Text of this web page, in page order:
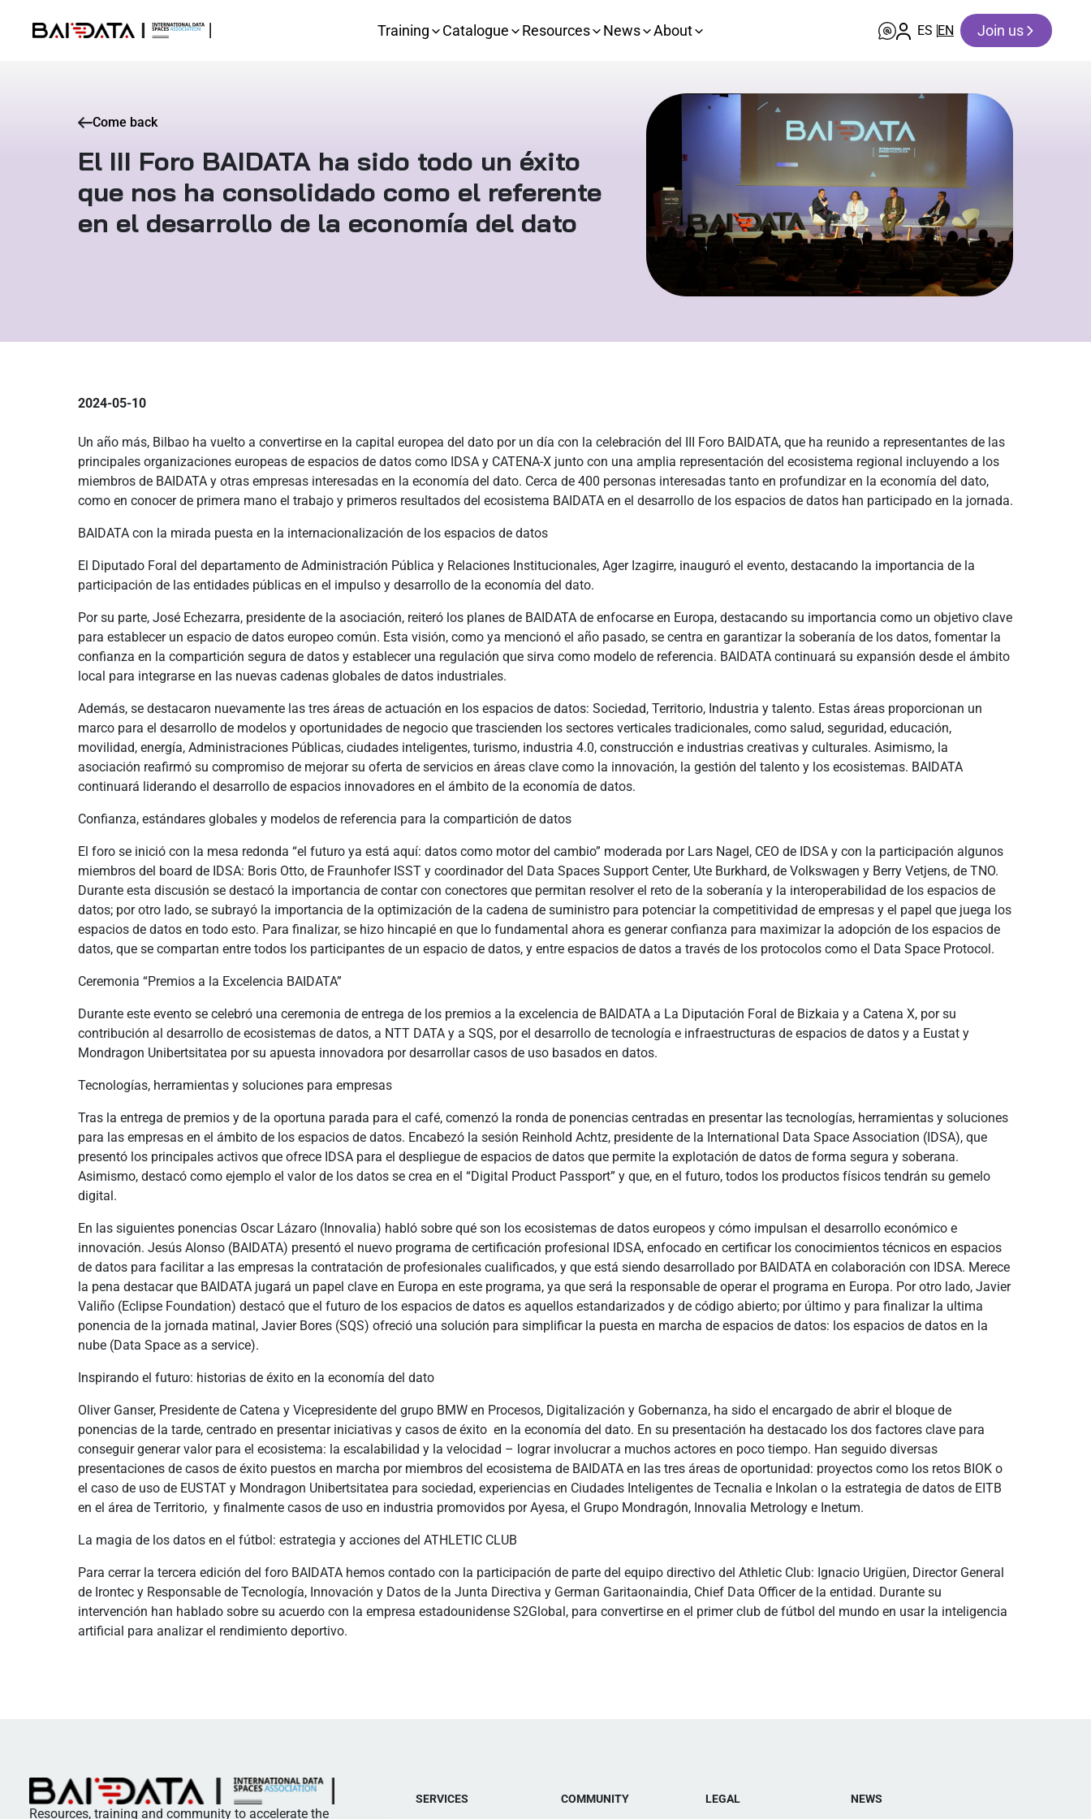
Training Catalogue Resources News About ES EN Join us
Come back
El III Foro BAIDATA ha sido todo un éxito
que nos ha consolidado como el referente
en el desarrollo de la economía del dato
2024-05-10
Un año más, Bilbao ha vuelto a convertirse en la capital europea del dato por un día con la celebración del III Foro BAIDATA, que ha reunido a representantes de las
principales organizaciones europeas de espacios de datos como IDSA y CATENA-X junto con una amplia representación del ecosistema regional incluyendo a los
miembros de BAIDATA y otras empresas interesadas en la economía del dato. Cerca de 400 personas interesadas tanto en profundizar en la economía del dato,
como en conocer de primera mano el trabajo y primeros resultados del ecosistema BAIDATA en el desarrollo de los espacios de datos han participado en la jornada.
BAIDATA con la mirada puesta en la internacionalización de los espacios de datos
El Diputado Foral del departamento de Administración Pública y Relaciones Institucionales, Ager Izagirre, inauguró el evento, destacando la importancia de la
participación de las entidades públicas en el impulso y desarrollo de la economía del dato.
Por su parte, José Echezarra, presidente de la asociación, reiteró los planes de BAIDATA de enfocarse en Europa, destacando su importancia como un objetivo clave
para establecer un espacio de datos europeo común. Esta visión, como ya mencionó el año pasado, se centra en garantizar la soberanía de los datos, fomentar la
confianza en la compartición segura de datos y establecer una regulación que sirva como modelo de referencia. BAIDATA continuará su expansión desde el ámbito
local para integrarse en las nuevas cadenas globales de datos industriales.
Además, se destacaron nuevamente las tres áreas de actuación en los espacios de datos: Sociedad, Territorio, Industria y talento. Estas áreas proporcionan un
marco para el desarrollo de modelos y oportunidades de negocio que trascienden los sectores verticales tradicionales, como salud, seguridad, educación,
movilidad, energía, Administraciones Públicas, ciudades inteligentes, turismo, industria 4.0, construcción e industrias creativas y culturales. Asimismo, la
asociación reafirmó su compromiso de mejorar su oferta de servicios en áreas clave como la innovación, la gestión del talento y los ecosistemas. BAIDATA
continuará liderando el desarrollo de espacios innovadores en el ámbito de la economía de datos.
Confianza, estándares globales y modelos de referencia para la compartición de datos
El foro se inició con la mesa redonda “el futuro ya está aquí: datos como motor del cambio” moderada por Lars Nagel, CEO de IDSA y con la participación algunos
miembros del board de IDSA: Boris Otto, de Fraunhofer ISST y coordinador del Data Spaces Support Center, Ute Burkhard, de Volkswagen y Berry Vetjens, de TNO.
Durante esta discusión se destacó la importancia de contar con conectores que permitan resolver el reto de la soberanía y la interoperabilidad de los espacios de
datos; por otro lado, se subrayó la importancia de la optimización de la cadena de suministro para potenciar la competitividad de empresas y el papel que juega los
espacios de datos en todo esto. Para finalizar, se hizo hincapié en que lo fundamental ahora es generar confianza para maximizar la adopción de los espacios de
datos, que se compartan entre todos los participantes de un espacio de datos, y entre espacios de datos a través de los protocolos como el Data Space Protocol.
Ceremonia “Premios a la Excelencia BAIDATA”
Durante este evento se celebró una ceremonia de entrega de los premios a la excelencia de BAIDATA a La Diputación Foral de Bizkaia y a Catena X, por su
contribución al desarrollo de ecosistemas de datos, a NTT DATA y a SQS, por el desarrollo de tecnología e infraestructuras de espacios de datos y a Eustat y
Mondragon Unibertsitatea por su apuesta innovadora por desarrollar casos de uso basados en datos.
Tecnologías, herramientas y soluciones para empresas
Tras la entrega de premios y de la oportuna parada para el café, comenzó la ronda de ponencias centradas en presentar las tecnologías, herramientas y soluciones
para las empresas en el ámbito de los espacios de datos. Encabezó la sesión Reinhold Achtz, presidente de la International Data Space Association (IDSA), que
presentó los principales activos que ofrece IDSA para el despliegue de espacios de datos que permite la explotación de datos de forma segura y soberana.
Asimismo, destacó como ejemplo el valor de los datos se crea en el “Digital Product Passport” y que, en el futuro, todos los productos físicos tendrán su gemelo
digital.
En las siguientes ponencias Oscar Lázaro (Innovalia) habló sobre qué son los ecosistemas de datos europeos y cómo impulsan el desarrollo económico e
innovación. Jesús Alonso (BAIDATA) presentó el nuevo programa de certificación profesional IDSA, enfocado en certificar los conocimientos técnicos en espacios
de datos para facilitar a las empresas la contratación de profesionales cualificados, y que está siendo desarrollado por BAIDATA en colaboración con IDSA. Merece
la pena destacar que BAIDATA jugará un papel clave en Europa en este programa, ya que será la responsable de operar el programa en Europa. Por otro lado, Javier
Valiño (Eclipse Foundation) destacó que el futuro de los espacios de datos es aquellos estandarizados y de código abierto; por último y para finalizar la ultima
ponencia de la jornada matinal, Javier Bores (SQS) ofreció una solución para simplificar la puesta en marcha de espacios de datos: los espacios de datos en la
nube (Data Space as a service).
Inspirando el futuro: historias de éxito en la economía del dato
Oliver Ganser, Presidente de Catena y Vicepresidente del grupo BMW en Procesos, Digitalización y Gobernanza, ha sido el encargado de abrir el bloque de
ponencias de la tarde, centrado en presentar iniciativas y casos de éxito en la economía del dato. En su presentación ha destacado los dos factores clave para
conseguir generar valor para el ecosistema: la escalabilidad y la velocidad – lograr involucrar a muchos actores en poco tiempo. Han seguido diversas
presentaciones de casos de éxito puestos en marcha por miembros del ecosistema de BAIDATA en las tres áreas de oportunidad: proyectos como los retos BIOK o
el caso de uso de EUSTAT y Mondragon Unibertsitatea para sociedad, experiencias en Ciudades Inteligentes de Tecnalia e Inkolan o la estrategia de datos de EITB
en el área de Territorio, y finalmente casos de uso en industria promovidos por Ayesa, el Grupo Mondragón, Innovalia Metrology e Inetum.
La magia de los datos en el fútbol: estrategia y acciones del ATHLETIC CLUB
Para cerrar la tercera edición del foro BAIDATA hemos contado con la participación de parte del equipo directivo del Athletic Club: Ignacio Urigüen, Director General
de Irontec y Responsable de Tecnología, Innovación y Datos de la Junta Directiva y German Garitaonaindia, Chief Data Officer de la entidad. Durante su
intervención han hablado sobre su acuerdo con la empresa estadounidense S2Global, para convertirse en el primer club de fútbol del mundo en usar la inteligencia
artificial para analizar el rendimiento deportivo.
Resources, training and community to accelerate the
SERVICES COMMUNITY LEGAL NEWS